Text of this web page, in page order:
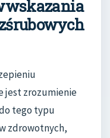
jest zrozumienie
tego typu
zdrowotnych,